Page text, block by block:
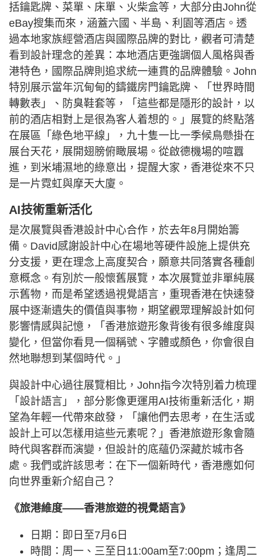
括鑰匙牌、菜單、床單、火柴盒等，大部分由John從
eBay搜集而來，涵蓋六國、半島、利園等酒店。透
過本地家族經營酒店與國際品牌的對比，觀者可清楚
看到設計理念的差異：本地酒店更強調個人風格與香
港特色，國際品牌則追求統一連貫的品牌體驗。John
特別展示當年沉甸甸的鑄鐵房門鑰匙牌、「世界時間
轉數表」、防臭鞋套等，「這些都是隱形的設計，以
前的酒店相對上是很為客人着想的。」展覽的終點落
在展區「綠色地平線」，九十隻一比一季候鳥懸掛在
展台天花，展開翅膀俯瞰展場。從啟德機場的喧囂
進，到米埔濕地的綠意出，提醒大家，香港從來不只
是一片霓虹與摩天大廈。
AI技術重新活化
是次展覽與香港設計中心合作，於去年8月開始籌
備。David感謝設計中心在場地等硬件設施上提供充
分支援，更在理念上高度契合，願意共同落實各種創
意概念。有別於一般懷舊展覽，本次展覽並非單純展
示舊物，而是希望透過視覺語言，重現香港在快速發
展中逐漸遺失的價值與事物，期望觀眾理解設計如何
影響情感與記憶，「香港旅遊形象背後有很多維度與
變化，但當你看見一個稱號、字體或顏色，你會很自
然地聯想到某個時代。」
與設計中心過往展覽相比，John指今次特別着力梳理
「設計語言」，部分影像更運用AI技術重新活化，期
望為年輕一代帶來啟發，「讓他們去思考，在生活或
設計上可以怎樣用這些元素呢？」香港旅遊形象會隨
時代與客群而演變，但設計的底蘊仍深藏於城市各
處。我們或許該思考：在下一個新時代，香港應如何
向世界重新介紹自己？
《旅港維度——香港旅遊的視覺語言》
日期：即日至7月6日
時間：周一、三至日11:00am至7:00pm；逢周二